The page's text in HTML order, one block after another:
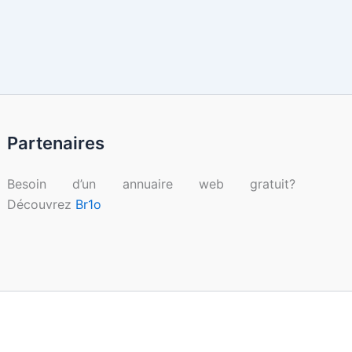
Partenaires
Besoin d’un annuaire web gratuit?
Découvrez Br1o